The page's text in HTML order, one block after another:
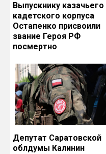
Выпускнику казачьего
кадетского корпуса
Остапенко присвоили
звание Героя РФ
посмертно
Депутат Саратовской
облдумы Калинин